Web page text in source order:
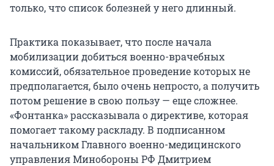
только, что список болезней у него длинный.
Практика показывает, что после начала
мобилизации добиться военно-врачебных
комиссий, обязательное проведение которых не
предполагается, было очень непросто, а получить
потом решение в свою пользу — еще сложнее.
«Фонтанка» рассказывала о директиве, которая
помогает такому раскладу. В подписанном
начальником Главного военно-медицинского
управления Минобороны РФ Дмитрием